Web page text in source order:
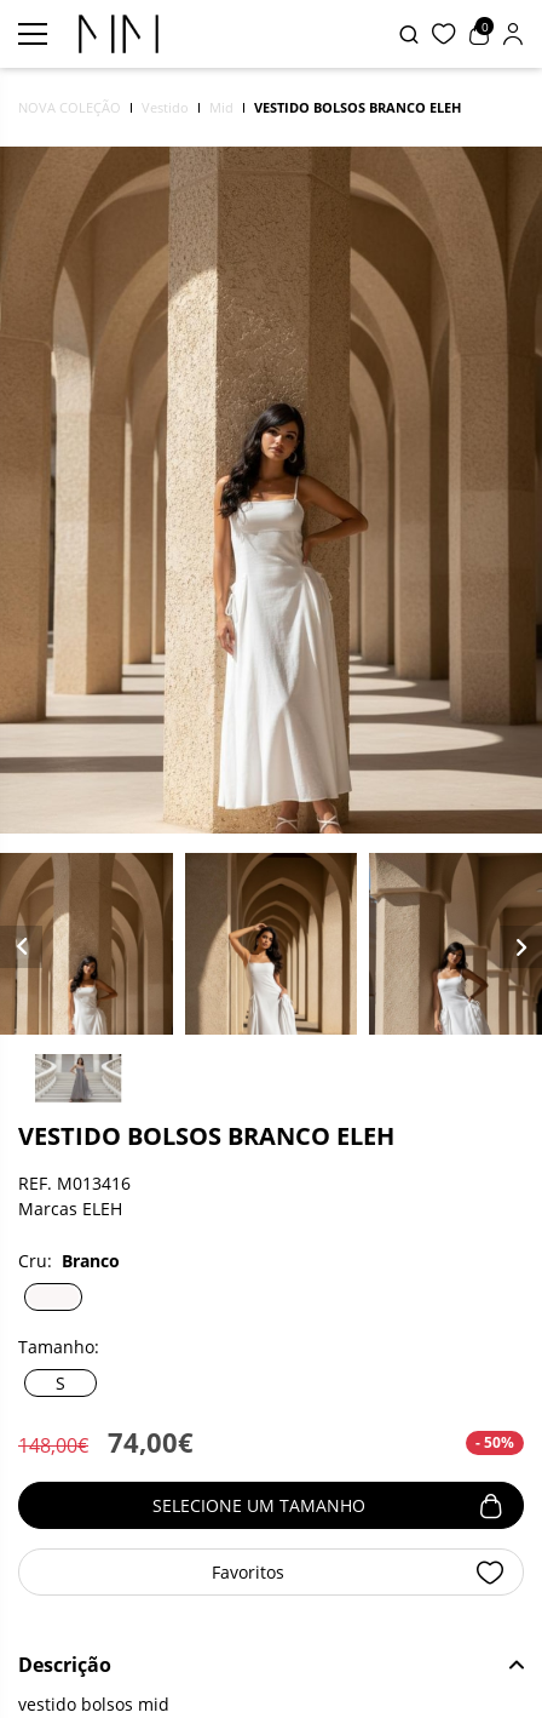
0
NOVA COLEÇÃO Vestido Mid VESTIDO BOLSOS BRANCO ELEH
VESTIDO BOLSOS BRANCO ELEH
REF. M013416
Marcas ELEH
Cru: Branco
Tamanho:
S
148,00€ 74,00€ - 50%
SELECIONE UM TAMANHO
Favoritos
Descrição
vestido bolsos mid